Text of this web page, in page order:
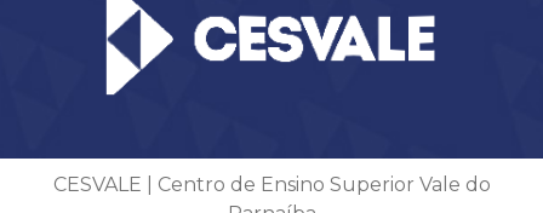
CESVALE | Centro de Ensino Superior Vale do